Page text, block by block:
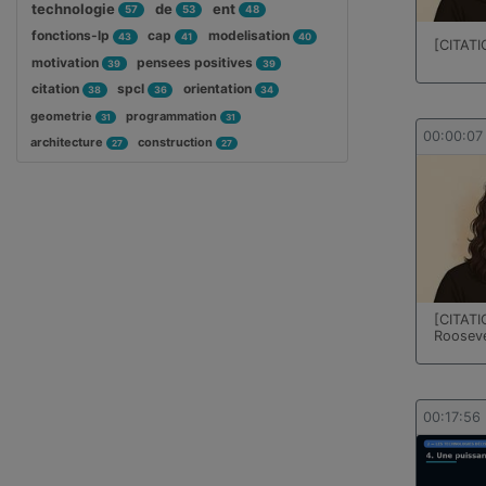
00:00:07
00:17:56
technologie 57 de 53 ent 48
fonctions-lp 43 cap 41 modelisation 40
motivation 39 pensees positives 39
citation 38 spcl 36 orientation 34
geometrie 31 programmation 31
architecture 27 construction 27